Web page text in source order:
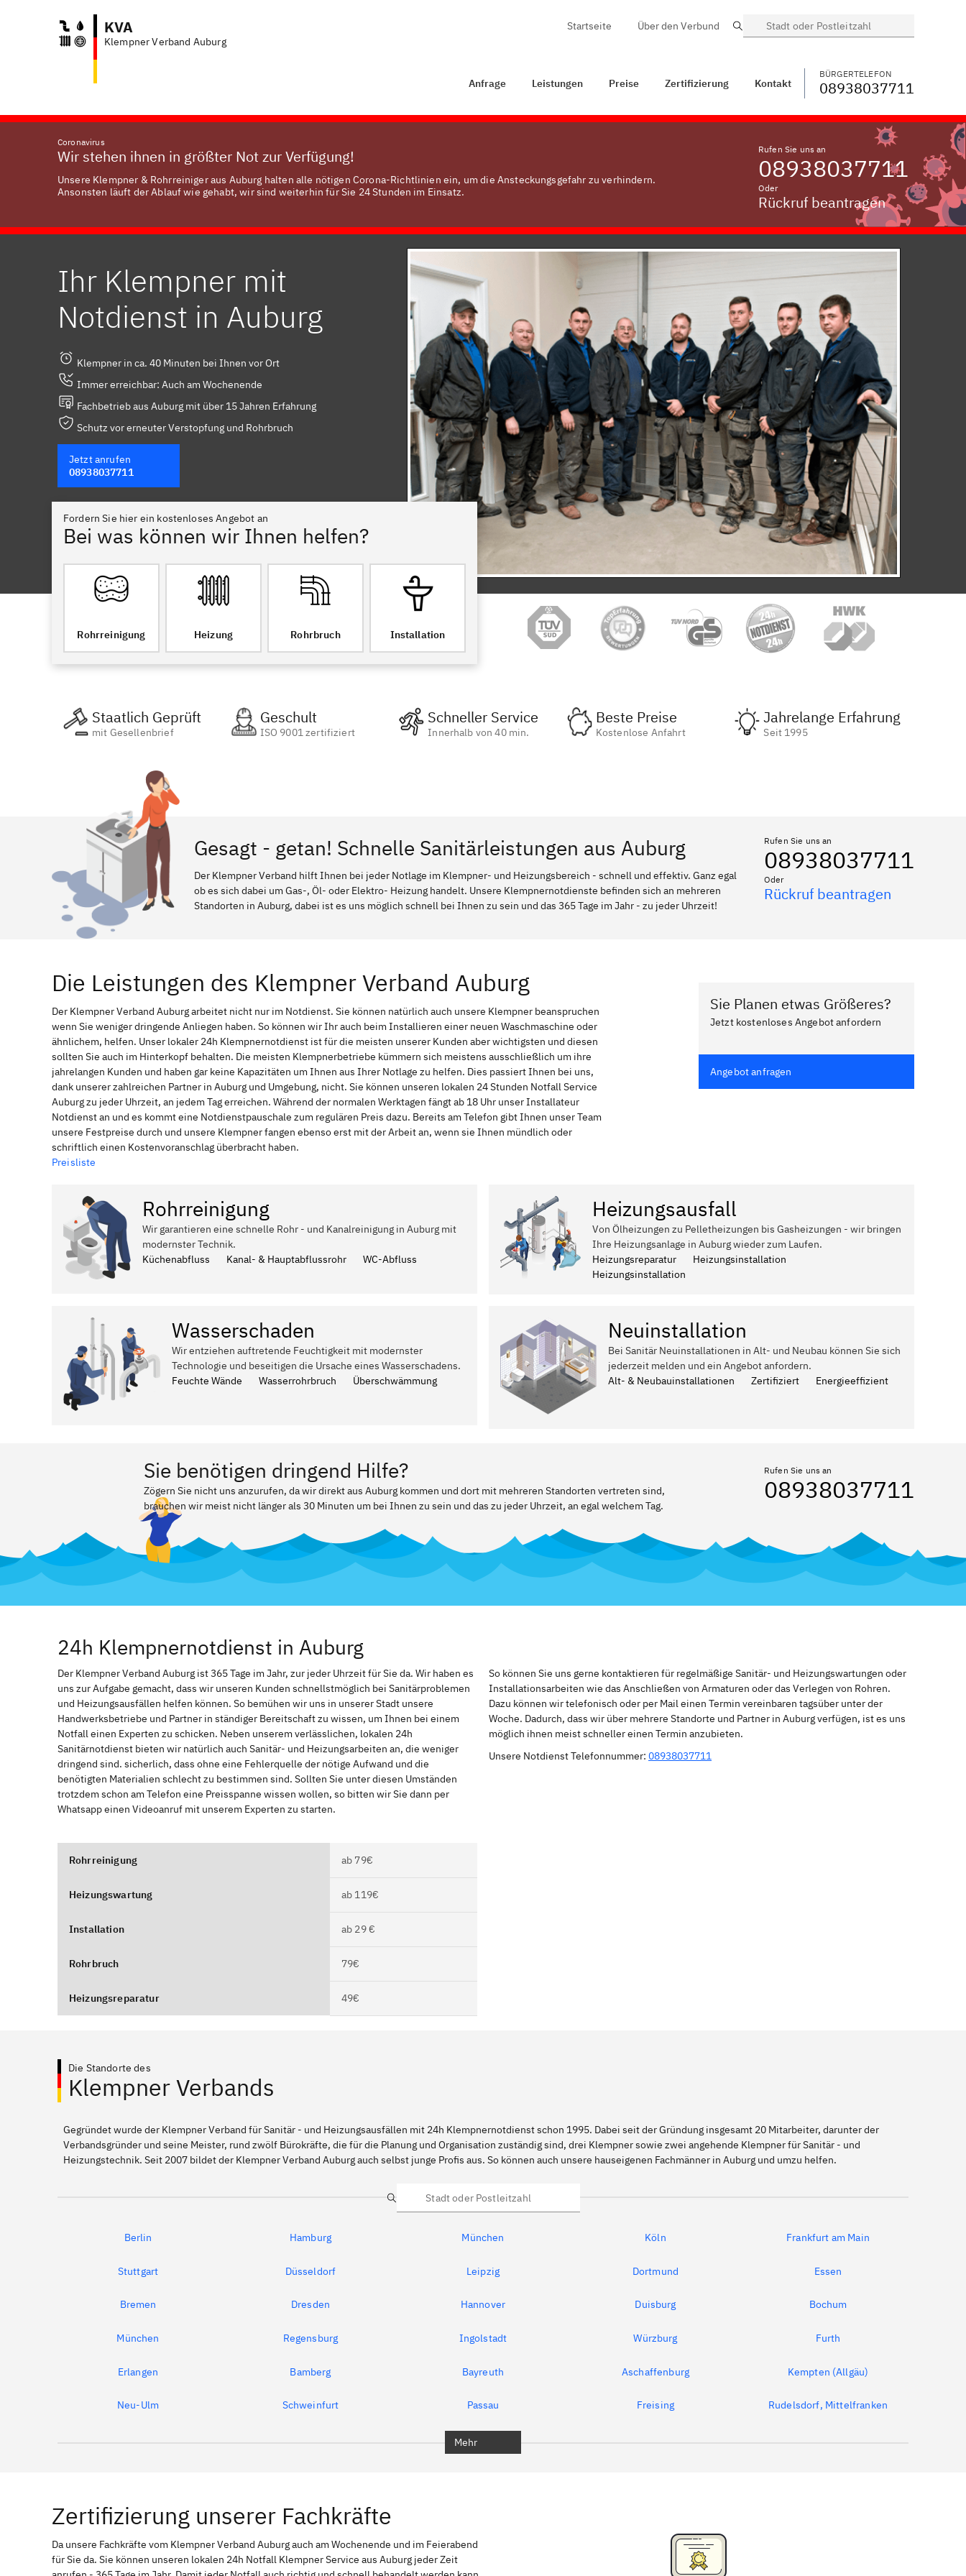
KVA
Klempner Verband Auburg
BÜRGERTELEFON WECHSELN
Startseite Über den Verbund Suche
Anfrage Leistungen Preise Zertifizierung Kontakt
BÜRGERTELEFON
08938037711
Coronavirus
Wir stehen ihnen in größter Not zur Verfügung!
Unsere Klempner & Rohrreiniger aus Auburg halten alle nötigen Corona-Richtlinien ein, um die Ansteckungsgefahr zu verhindern.
Ansonsten läuft der Ablauf wie gehabt, wir sind weiterhin für Sie 24 Stunden im Einsatz.
Rufen Sie uns an
08938037711
Oder
Rückruf beantragen
Ihr Klempner mit
Notdienst in Auburg
Klempner in ca. 40 Minuten bei Ihnen vor Ort
Immer erreichbar: Auch am Wochenende
Fachbetrieb aus Auburg mit über 15 Jahren Erfahrung
Schutz vor erneuter Verstopfung und Rohrbruch
Jetzt anrufen
08938037711
Fordern Sie hier ein kostenloses Angebot an
Bei was können wir Ihnen helfen?
Rohrreinigung Heizung Rohrbruch Installation
Staatlich Geprüft
mit Gesellenbrief
Geschult
ISO 9001 zertifiziert
Schneller Service
Innerhalb von 40 min.
Beste Preise
Kostenlose Anfahrt
Jahrelange Erfahrung
Seit 1995
Gesagt - getan! Schnelle Sanitärleistungen aus Auburg
Der Klempner Verband hilft Ihnen bei jeder Notlage im Klempner- und Heizungsbereich - schnell und effektiv. Ganz egal
ob es sich dabei um Gas-, Öl- oder Elektro- Heizung handelt. Unsere Klempnernotdienste befinden sich an mehreren
Standorten in Auburg, dabei ist es uns möglich schnell bei Ihnen zu sein und das 365 Tage im Jahr - zu jeder Uhrzeit!
Rufen Sie uns an
08938037711
Oder
Rückruf beantragen
Die Leistungen des Klempner Verband Auburg
Der Klempner Verband Auburg arbeitet nicht nur im Notdienst. Sie können natürlich auch unsere Klempner beanspruchen
wenn Sie weniger dringende Anliegen haben. So können wir Ihr auch beim Installieren einer neuen Waschmaschine oder
ähnlichem, helfen. Unser lokaler 24h Klempnernotdienst ist für die meisten unserer Kunden aber wichtigsten und diesen
sollten Sie auch im Hinterkopf behalten. Die meisten Klempnerbetriebe kümmern sich meistens ausschließlich um ihre
jahrelangen Kunden und haben gar keine Kapazitäten um Ihnen aus Ihrer Notlage zu helfen. Dies passiert Ihnen bei uns,
dank unserer zahlreichen Partner in Auburg und Umgebung, nicht. Sie können unseren lokalen 24 Stunden Notfall Service
Auburg zu jeder Uhrzeit, an jedem Tag erreichen. Während der normalen Werktagen fängt ab 18 Uhr unser Installateur
Notdienst an und es kommt eine Notdienstpauschale zum regulären Preis dazu. Bereits am Telefon gibt Ihnen unser Team
unsere Festpreise durch und unsere Klempner fangen ebenso erst mit der Arbeit an, wenn sie Ihnen mündlich oder
schriftlich einen Kostenvoranschlag überbracht haben.
Preisliste
Sie Planen etwas Größeres?
Jetzt kostenloses Angebot anfordern
Angebot anfragen
Rohrreinigung
Wir garantieren eine schnelle Rohr - und Kanalreinigung in Auburg mit
modernster Technik.
Küchenabfluss
Kanal- & Hauptabflussrohr WC-Abfluss
Heizungsausfall
Von Ölheizungen zu Pelletheizungen bis Gasheizungen - wir bringen
Ihre Heizungsanlage in Auburg wieder zum Laufen.
Heizungsreparatur
Heizungsinstallation
Heizungsinstallation
Wasserschaden
Wir entziehen auftretende Feuchtigkeit mit modernster
Technologie und beseitigen die Ursache eines Wasserschadens.
Feuchte Wände
Wasserrohrbruch Überschwämmung
Neuinstallation
Bei Sanitär Neuinstallationen in Alt- und Neubau können Sie sich
jederzeit melden und ein Angebot anfordern.
Alt- & Neubauinstallationen
Zertifiziert Energieeffizient
Sie benötigen dringend Hilfe?
Zögern Sie nicht uns anzurufen, da wir direkt aus Auburg kommen und dort mit mehreren Standorten vertreten sind,
brauchen wir meist nicht länger als 30 Minuten um bei Ihnen zu sein und das zu jeder Uhrzeit, an egal welchem Tag.
Rufen Sie uns an
08938037711
24h Klempnernotdienst in Auburg
Der Klempner Verband Auburg ist 365 Tage im Jahr, zur jeder Uhrzeit für Sie da. Wir haben es
uns zur Aufgabe gemacht, dass wir unseren Kunden schnellstmöglich bei Sanitärproblemen
und Heizungsausfällen helfen können. So bemühen wir uns in unserer Stadt unsere
Handwerksbetriebe und Partner in ständiger Bereitschaft zu wissen, um Ihnen bei einem
Notfall einen Experten zu schicken. Neben unserem verlässlichen, lokalen 24h
Sanitärnotdienst bieten wir natürlich auch Sanitär- und Heizungsarbeiten an, die weniger
dringend sind. sicherlich, dass ohne eine Fehlerquelle der nötige Aufwand und die
benötigten Materialien schlecht zu bestimmen sind. Sollten Sie unter diesen Umständen
trotzdem schon am Telefon eine Preisspanne wissen wollen, so bitten wir Sie dann per
Whatsapp einen Videoanruf mit unserem Experten zu starten.
So können Sie uns gerne kontaktieren für regelmäßige Sanitär- und Heizungswartungen oder
Installationsarbeiten wie das Anschließen von Armaturen oder das Verlegen von Rohren.
Dazu können wir telefonisch oder per Mail einen Termin vereinbaren tagsüber unter der
Woche. Dadurch, dass wir über mehrere Standorte und Partner in Auburg verfügen, ist es uns
möglich ihnen meist schneller einen Termin anzubieten.
Unsere Notdienst Telefonnummer: 08938037711
Rohrreinigung ab 79€
Heizungswartung ab 119€
Installation ab 29 €
Rohrbruch 79€
Heizungsreparatur 49€
Die Standorte des
Klempner Verbands
Gegründet wurde der Klempner Verband für Sanitär - und Heizungsausfällen mit 24h Klempnernotdienst schon 1995. Dabei seit der Gründung insgesamt 20 Mitarbeiter, darunter der
Verbandsgründer und seine Meister, rund zwölf Bürokräfte, die für die Planung und Organisation zuständig sind, drei Klempner sowie zwei angehende Klempner für Sanitär - und
Heizungstechnik. Seit 2007 bildet der Klempner Verband Auburg auch selbst junge Profis aus. So können auch unsere hauseigenen Fachmänner in Auburg und umzu helfen.
Suche
Berlin Hamburg München Köln Frankfurt am Main
Stuttgart Düsseldorf Leipzig Dortmund Essen
Bremen Dresden Hannover Duisburg Bochum
München Regensburg Ingolstadt Würzburg Furth
Erlangen Bamberg Bayreuth Aschaffenburg Kempten (Allgäu)
Neu-Ulm Schweinfurt Passau Freising Rudelsdorf, Mittelfranken
Mehr
Zertifizierung unserer Fachkräfte
Da unsere Fachkräfte vom Klempner Verband Auburg auch am Wochenende und im Feierabend
für Sie da. Sie können unseren lokalen 24h Notfall Klempner Service aus Auburg jeder Zeit